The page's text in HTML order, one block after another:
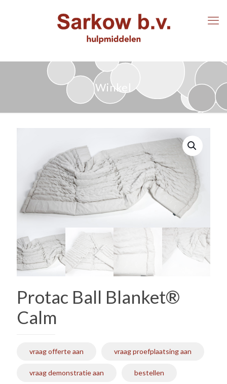
Winkel
Protac Ball Blanket®
Calm
vraag offerte aan vraag proefplaatsing aan
vraag demonstratie aan bestellen